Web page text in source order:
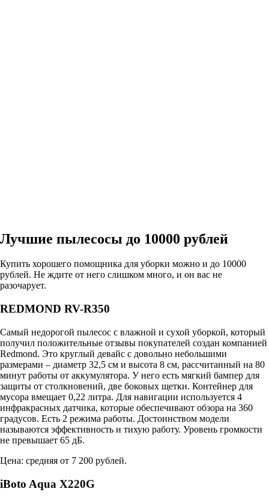
Лучшие пылесосы до 10000 рублей
Купить хорошего помощника для уборки можно и до 10000
рублей. Не ждите от него слишком много, и он вас не
разочарует.
REDMOND RV-R350
Самый недорогой пылесос с влажной и сухой уборкой, который
получил положительные отзывы покупателей создан компанией
Redmond. Это круглый девайс с довольно небольшими
размерами – диаметр 32,5 см и высота 8 см, рассчитанный на 80
минут работы от аккумулятора. У него есть мягкий бампер для
защиты от столкновений, две боковых щетки. Контейнер для
мусора вмещает 0,22 литра. Для навигации используется 4
инфракрасных датчика, которые обеспечивают обзора на 360
градусов. Есть 2 режима работы. Достоинством модели
называются эффективность и тихую работу. Уровень громкости
не превышает 65 дБ.
Цена: средняя от 7 200 рублей.
iBoto Aqua Х220G